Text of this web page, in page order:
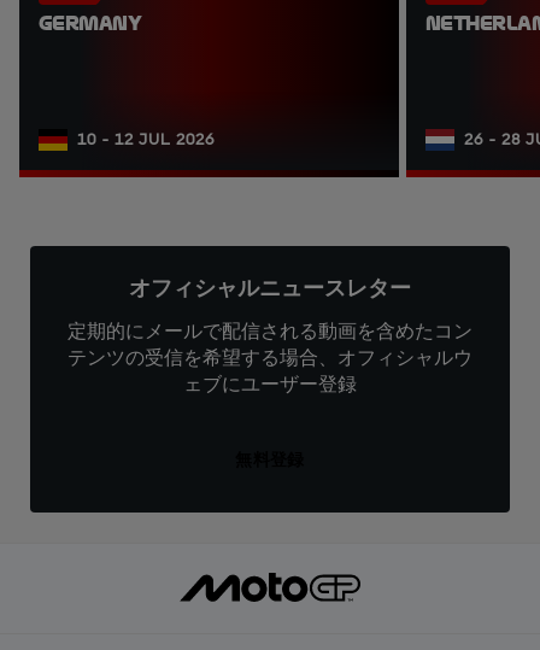
GERMANY
10 - 12 JUL 2026 26 - 28
オフィシャルニュースレター
定期的にメールで配信される動画を含めたコン
テンツの受信を希望する場合、オフィシャルウ
ェブにユーザー登録